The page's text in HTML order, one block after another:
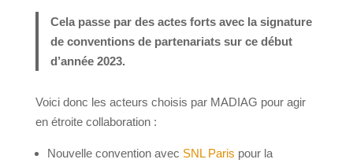
Cela passe par des actes forts avec la signature
de conventions de partenariats sur ce début
d’année 2023.
Voici donc les acteurs choisis par MADIAG pour agir
en étroite collaboration :
Nouvelle convention avec SNL Paris pour la